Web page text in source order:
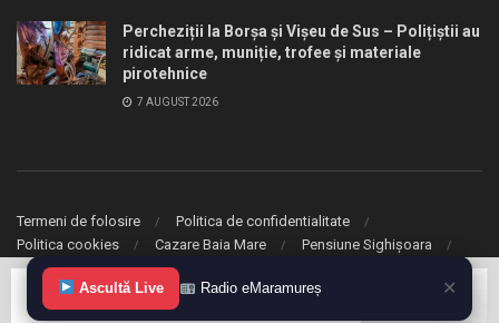
Percheziții la Borșa și Vișeu de Sus – Polițiștii au
ridicat arme, muniție, trofee și materiale
pirotehnice
7 AUGUST 2026
Termeni de folosire
Politica de confidentialitate
Politica cookies
Cazare Baia Mare Pensiune Sighișoara
© 2020 eMaramures. Toate drepturile rezervate.
Ascultă Live Radio eMaramureș ✕